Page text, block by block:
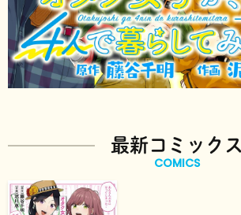
最新コミックス
COMICS